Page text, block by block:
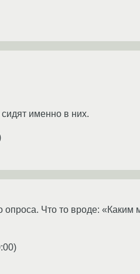
именно в них.
Что то вроде:
)